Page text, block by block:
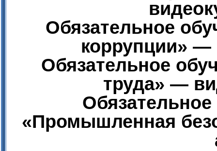
Обязательное
коррупции» —
Обязательное
труда» —
«Промышленная